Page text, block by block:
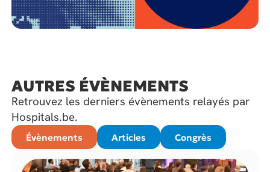
AUTRES ÉVÈNEMENTS
Retrouvez les derniers évènements relayés par
Hospitals.be.
Évènements Articles Congrès